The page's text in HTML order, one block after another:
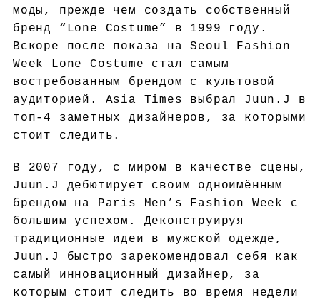
моды, прежде чем создать собственный
бренд “Lone Costume” в 1999 году.
Вскоре после показа на Seoul Fashion
Week Lone Costume стал самым
востребованным брендом с культовой
аудиторией. Asia Times выбрал Juun.J в
топ-4 заметных дизайнеров, за которыми
стоит следить.
В 2007 году, с миром в качестве сцены,
Juun.J дебютирует своим одноимённым
брендом на Paris Men’s Fashion Week с
большим успехом. Деконструируя
традиционные идеи в мужской одежде,
Juun.J быстро зарекомендовал себя как
самый инновационный дизайнер, за
которым стоит следить во время недели